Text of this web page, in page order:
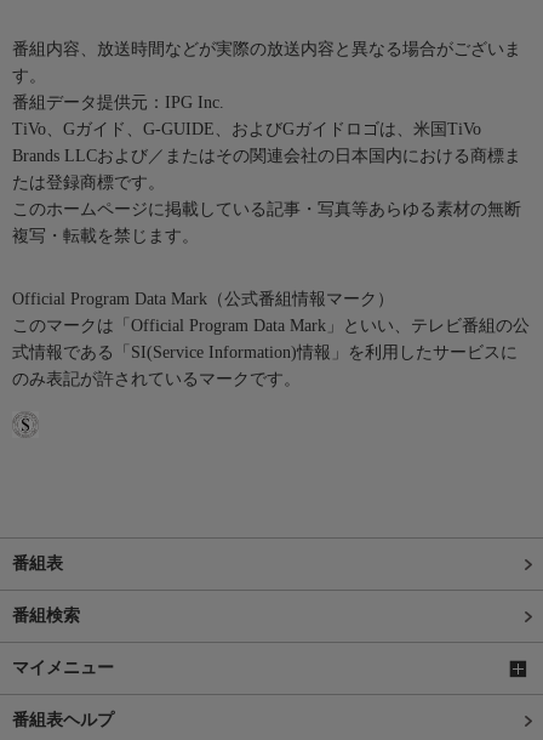
番組内容、放送時間などが実際の放送内容と異なる場合がございま
す。
番組データ提供元：IPG Inc.
TiVo、Gガイド、G-GUIDE、およびGガイドロゴは、米国TiVo
Brands LLCおよび／またはその関連会社の日本国内における商標ま
たは登録商標です。
このホームページに掲載している記事・写真等あらゆる素材の無断
複写・転載を禁じます。
Official Program Data Mark（公式番組情報マーク）
このマークは「Official Program Data Mark」といい、テレビ番組の公
式情報である「SI(Service Information)情報」を利用したサービスに
のみ表記が許されているマークです。
番組表
番組検索
マイメニュー
番組表ヘルプ